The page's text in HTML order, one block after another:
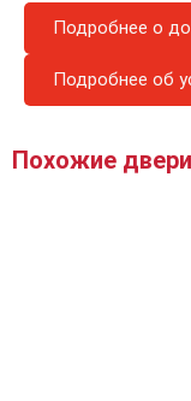
Подробнее о
Подробнее об
Похожие двери